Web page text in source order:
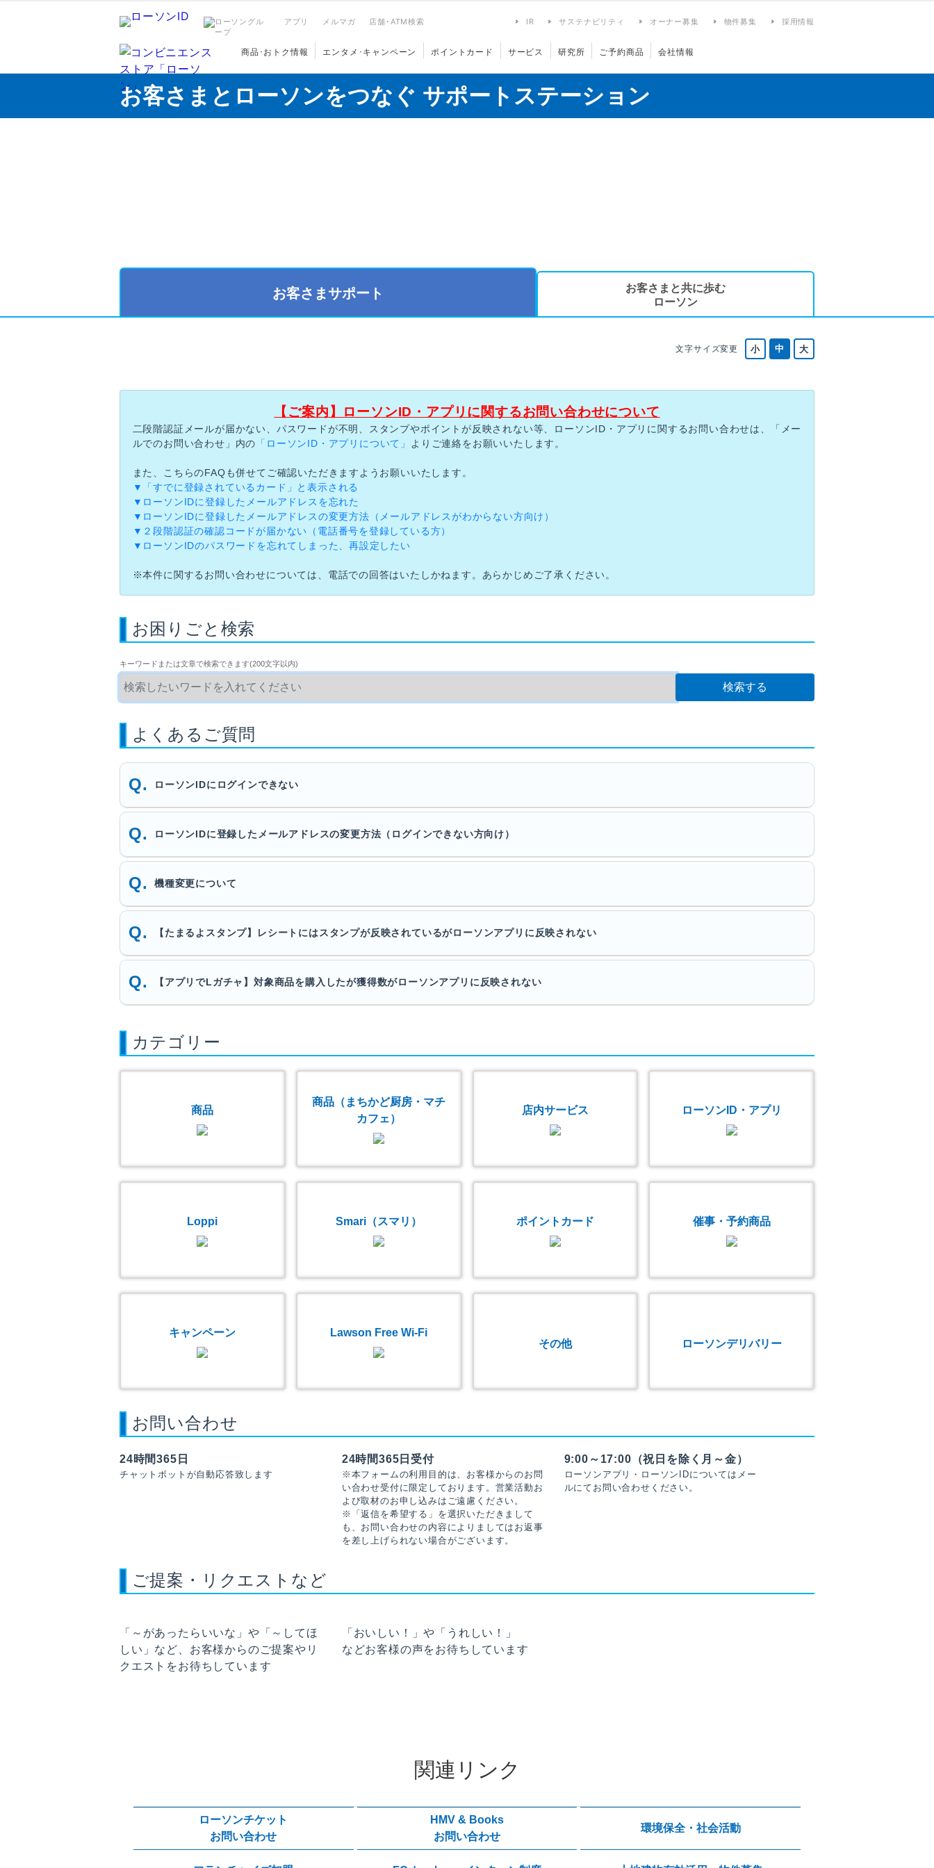
アプリ メルマガ 店舗･ATM検索 IR サステナビリティ オーナー募集 物件募集 採用情報
商品･おトク情報 エンタメ･キャンペーン ポイントカード サービス 研究所 ご予約商品 会社情報
お客さまとローソンをつなぐ サポートステーション
お客さまサポート
お客さまと共に歩む
ローソン
文字サイズ変更
【ご案内】ローソンID・アプリに関するお問い合わせについて
二段階認証メールが届かない、パスワードが不明、スタンプやポイントが反映されない等、ローソンID・アプリに関するお問い合わせは、「メー
ルでのお問い合わせ」内の 「ローソンID・アプリについて」 よりご連絡をお願いいたします。
また、こちらのFAQも併せてご確認いただきますようお願いいたします。
▼「すでに登録されているカード」と表示される
▼ローソンIDに登録したメールアドレスを忘れた
▼ローソンIDに登録したメールアドレスの変更方法（メールアドレスがわからない方向け）
▼２段階認証の確認コードが届かない（電話番号を登録している方）
▼ローソンIDのパスワードを忘れてしまった、再設定したい
※本件に関するお問い合わせについては、電話での回答はいたしかねます。あらかじめご了承ください。
お困りごと検索
キーワードまたは文章で検索できます(200文字以内)
よくあるご質問
ローソンIDにログインできない
ローソンIDに登録したメールアドレスの変更方法（ログインできない方向け）
機種変更について
【たまるよスタンプ】レシートにはスタンプが反映されているがローソンアプリに反映されない
【アプリでLガチャ】対象商品を購入したが獲得数がローソンアプリに反映されない
カテゴリー
商品
商品（まちかど厨房・マチ
カフェ）
店内サービス ローソンID・アプリ
Loppi Smari（スマリ） ポイントカード 催事・予約商品
キャンペーン
Lawson Free Wi-Fi
その他
ローソンデリバリー
お問い合わせ
24時間365日
チャットボットが自動応答致します
24時間365日受付
※本フォームの利用目的は、お客様からのお問
い合わせ受付に限定しております。営業活動お
よび取材のお申し込みはご遠慮ください。
※「返信を希望する」を選択いただきまして
も、お問い合わせの内容によりましてはお返事
を差し上げられない場合がございます。
9:00～17:00（祝日を除く月～金）
ローソンアプリ・ローソンIDについてはメー
ルにてお問い合わせください。
ご提案・リクエストなど
「～があったらいいな」や「～してほ
しい」など、お客様からのご提案やリ
クエストをお待ちしています
「おいしい！」や「うれしい！」
などお客様の声をお待ちしています
関連リンク
ローソンチケット
お問い合わせ
HMV & Books
お問い合わせ
環境保全・社会活動